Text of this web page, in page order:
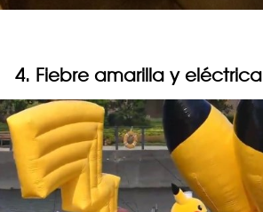
4. Fiebre amarilla y eléctrica